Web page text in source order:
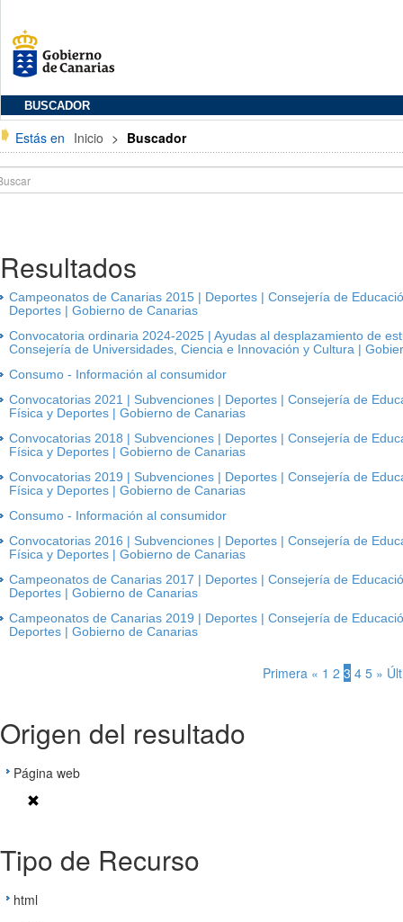
BUSCADOR
Estás en Inicio > Buscador
Resultados
Campeonatos de Canarias 2015 | Deportes | Consejería de
Deportes | Gobierno de Canarias
Convocatoria ordinaria 2024-2025 | Ayudas al desplazamiento de
Consejería de Universidades, Ciencia e Innovación y Cultura |
Consumo - Información al consumidor
Convocatorias 2021 | Subvenciones | Deportes | Consejería de
Física y Deportes | Gobierno de Canarias
Convocatorias 2018 | Subvenciones | Deportes | Consejería de
Física y Deportes | Gobierno de Canarias
Convocatorias 2019 | Subvenciones | Deportes | Consejería de
Física y Deportes | Gobierno de Canarias
Consumo - Información al consumidor
Convocatorias 2016 | Subvenciones | Deportes | Consejería de
Física y Deportes | Gobierno de Canarias
Campeonatos de Canarias 2017 | Deportes | Consejería de
Deportes | Gobierno de Canarias
Campeonatos de Canarias 2019 | Deportes | Consejería de
Deportes | Gobierno de Canarias
Primera « 1 2 3 4 5 »
Origen del resultado
Página web
Tipo de Recurso
html